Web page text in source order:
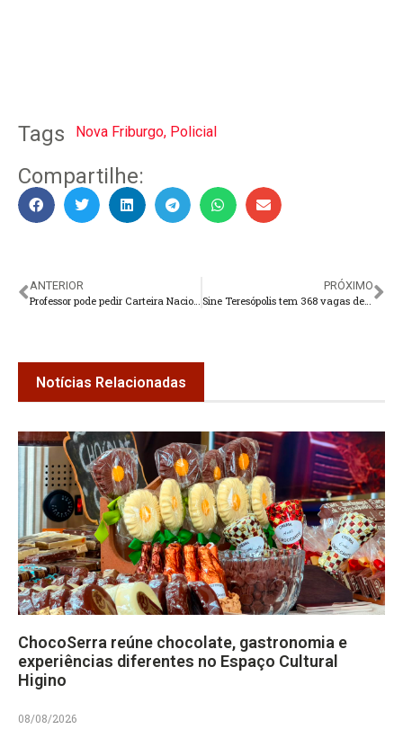
Tags Nova Friburgo, Policial
Compartilhe:
ANTERIOR
Professor pode pedir Carteira Nacional do Docente a partir desta quinta-feira
PRÓXIMO
Sine Teresópolis tem 368 vagas de emprego
Notícias Relacionadas
ChocoSerra reúne chocolate, gastronomia e
experiências diferentes no Espaço Cultural
Higino
08/08/2026